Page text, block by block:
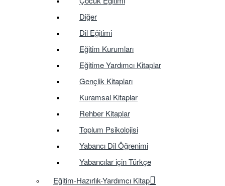
Diğer
Dil Eğitimi
Eğitim Kurumları
Eğitime Yardımcı Kitaplar
Gençlik Kitapları
Kuramsal Kitaplar
Rehber Kitaplar
Toplum Psikolojisi
Yabancı Dil Öğrenimi
Yabancılar için Türkçe
Eğitim-Hazırlık-Yardımcı Kitap